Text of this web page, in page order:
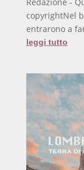
copyrightNel
entrarono a
leggi tutto